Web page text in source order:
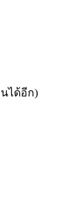
ได้อีก)